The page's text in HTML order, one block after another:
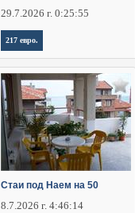
29.7.2026 г. 0:25:55
217 евро.
Стаи под Наем на 50
8.7.2026 г. 4:46:14